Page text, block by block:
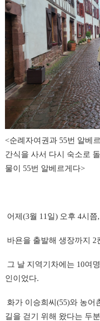
<순례자여권과 55번 알베
간식을 사서 다시 숙소로
물이 55번 알베르게다>
어제(3월 11일) 오후 4시
바욘을 출발해 생장까지
그 날 지역기차에는 10여
인이었다.
화가 이승희씨(55)와 농어
길을 걷기 위해 왔다는 두